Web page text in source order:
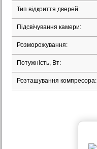
Тип відкриття дверей:
Підсвічування камери:
Розморожування:
Потужність, Вт:
Розташування компресора: